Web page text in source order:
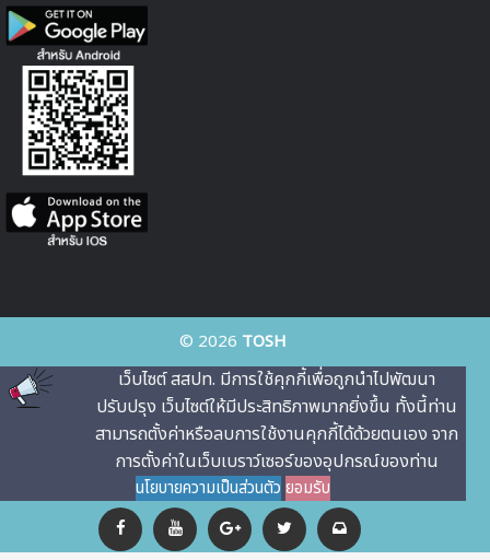
© 2026 TOSH
เว็บไซต์ สสปท. มีการใช้คุกกี้เพื่อถูกนําไปพัฒนา
ปรับปรุง เว็บไซต์ให้มีประสิทธิภาพมากยิ่งขึ้น ทั้งนี้ท่าน
สามารถตั้งค่าหรือลบการใช้งานคุกกี้ได้ด้วยตนเอง จาก
การตั้งค่าในเว็บเบราว์เซอร์ของอุปกรณ์ของท่าน
นโยบายความเป็นส่วนตัว ยอมรับ